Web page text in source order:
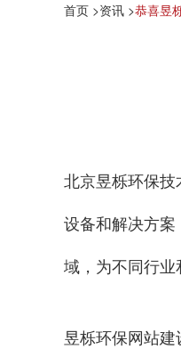
首页 >资讯 >恭喜昱
北京昱栎环保
设备和解决方
域，为不同行业
昱栎环保网站